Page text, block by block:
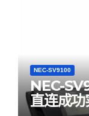
NEC-SV9100
NEC-
直连成